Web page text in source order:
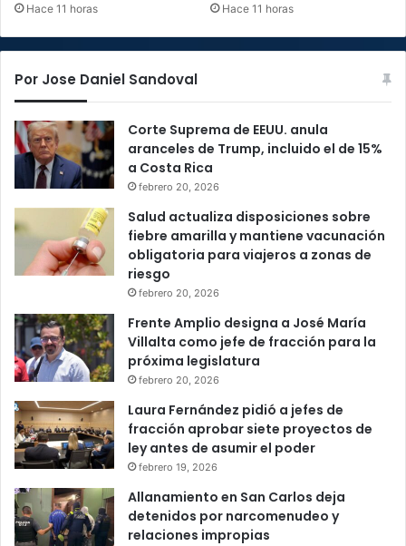
Hace 11 horas Hace 11 horas
Por Jose Daniel Sandoval
Corte Suprema de EEUU. anula
aranceles de Trump, incluido el de 15%
a Costa Rica
febrero 20, 2026
Salud actualiza disposiciones sobre
fiebre amarilla y mantiene vacunación
obligatoria para viajeros a zonas de
riesgo
febrero 20, 2026
Frente Amplio designa a José María
Villalta como jefe de fracción para la
próxima legislatura
febrero 20, 2026
Laura Fernández pidió a jefes de
fracción aprobar siete proyectos de
ley antes de asumir el poder
febrero 19, 2026
Allanamiento en San Carlos deja
detenidos por narcomenudeo y
relaciones impropias